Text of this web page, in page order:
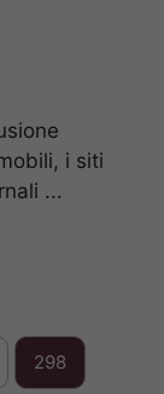
i siti
...
298